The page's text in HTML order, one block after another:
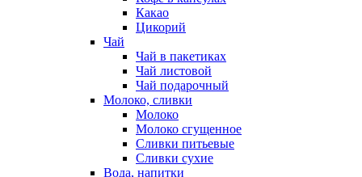
Какао
Цикорий
Чай
Чай в пакетиках
Чай листовой
Чай подарочный
Молоко, сливки
Молоко
Молоко сгущенное
Сливки питьевые
Сливки сухие
Вода, напитки